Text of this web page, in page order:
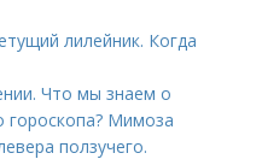
лилейник. Когда
Что мы знаем о
гороскопа? Мимоза
ползучего.